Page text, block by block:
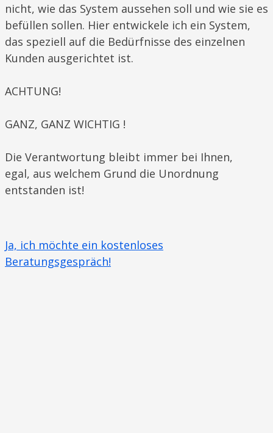
nicht, wie das System aussehen soll und wie sie es
befüllen sollen. Hier entwickele ich ein System,
das speziell auf die Bedürfnisse des einzelnen
Kunden ausgerichtet ist.
ACHTUNG!
GANZ, GANZ WICHTIG !
Die Verantwortung bleibt immer bei Ihnen,
egal, aus welchem Grund die Unordnung
entstanden ist!
Ja, ich möchte ein kostenloses
Beratungsgespräch!